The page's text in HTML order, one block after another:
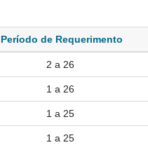
Período de Requerimento
2 a 26
1 a 26
1 a 25
1 a 25